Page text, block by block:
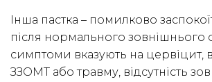
Інша пастка – помилково
після нормального зовнішнього
симптоми вказують на цервіцит,
ЗЗОМТ або травму, відсутність